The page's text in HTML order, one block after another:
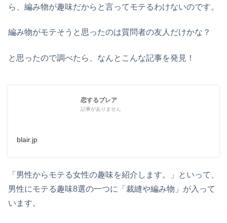
ら、編み物が趣味だからと言ってモテるわけないのです。
編み物がモテそうと思ったのは質問者の友人だけかな？
と思ったので調べたら、なんとこんな記事を発見！
恋するブレア
記事がありません
blair.jp
「男性からモテる女性の趣味を紹介します。」といって、
男性にモテる趣味8選の一つに「裁縫や編み物」が入って
います。